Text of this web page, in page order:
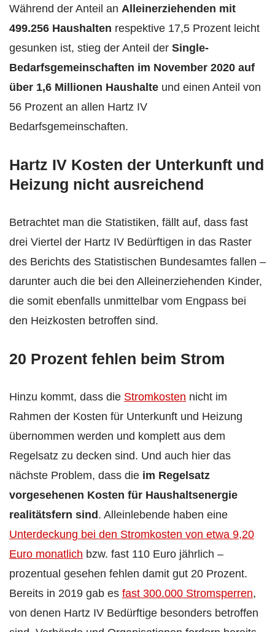
Während der Anteil an Alleinerziehenden mit
499.256 Haushalten respektive 17,5 Prozent leicht
gesunken ist, stieg der Anteil der Single-
Bedarfsgemeinschaften im November 2020 auf
über 1,6 Millionen Haushalte und einen Anteil von
56 Prozent an allen Hartz IV
Bedarfsgemeinschaften.
Hartz IV Kosten der Unterkunft und
Heizung nicht ausreichend
Betrachtet man die Statistiken, fällt auf, dass fast
drei Viertel der Hartz IV Bedürftigen in das Raster
des Berichts des Statistischen Bundesamtes fallen –
darunter auch die bei den Alleinerziehenden Kinder,
die somit ebenfalls unmittelbar vom Engpass bei
den Heizkosten betroffen sind.
20 Prozent fehlen beim Strom
Hinzu kommt, dass die Stromkosten nicht im
Rahmen der Kosten für Unterkunft und Heizung
übernommen werden und komplett aus dem
Regelsatz zu decken sind. Und auch hier das
nächste Problem, dass die im Regelsatz
vorgesehenen Kosten für Haushaltsenergie
realitätsfern sind. Alleinlebende haben eine
Unterdeckung bei den Stromkosten von etwa 9,20
Euro monatlich bzw. fast 110 Euro jährlich –
prozentual gesehen fehlen damit gut 20 Prozent.
Bereits in 2019 gab es fast 300.000 Stromsperren,
von denen Hartz IV Bedürftige besonders betroffen